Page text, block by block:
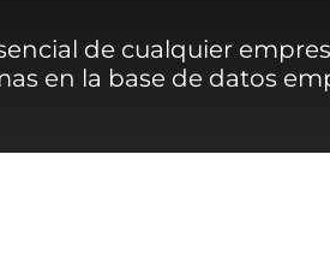
de cualquier
en la base de datos